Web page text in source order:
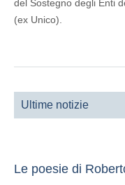
del Sostegno degli Enti
(ex Unico).
Ultime notizie
Le poesie di